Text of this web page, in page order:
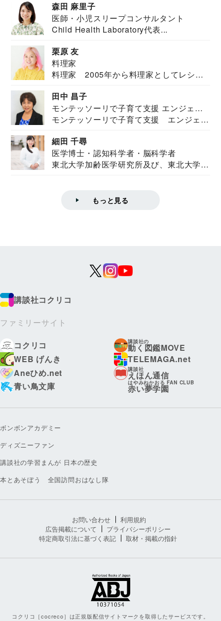
森田 麻里子
医師・小児スリープコンサルタント
Child Health Laboratory代表...
栗原 友
料理家
料理家 2005年から料理家としてレシピ
田中 昌子
モンテッソーリで子育て支援 エンジェル
ズハウス研究所所長
モンテッソーリで子育て支援 エンジェル
細田 千尋
医学博士・認知科学者・脳科学者
東北大学加齢医学研究所及び、東北大学大
もっと見る
講談社コクリコ
ファミリーサイト
コクリコ
講談社の
動く図鑑MOVE
WEB げんき
TELEMAGA.net
Aneひめ.net
講談社
えほん通信
青い鳥文庫
はやみねかおる FAN CLUB
赤い夢学園
ボンボンアカデミー
ディズニーファン
講談社の学習まんが 日本の歴史
本とあそぼう 全国訪問おはなし隊
お問い合わせ
利用規約
広告掲載について
プライバシーポリシー
特定商取引法に基づく表記
取材・掲載の指針
コクリコ［cocreco］は正規版配信サイトマークを取得したサービスです。